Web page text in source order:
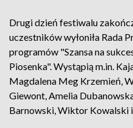
Drugi dzień festiwalu
uczestników wyłoniła Rada
programów "Szansa na
Piosenka". Wystąpią m.in.
Magdalena Meg Krzemień,
Giewont, Amelia
Barnowski, Wiktor Kowalski i